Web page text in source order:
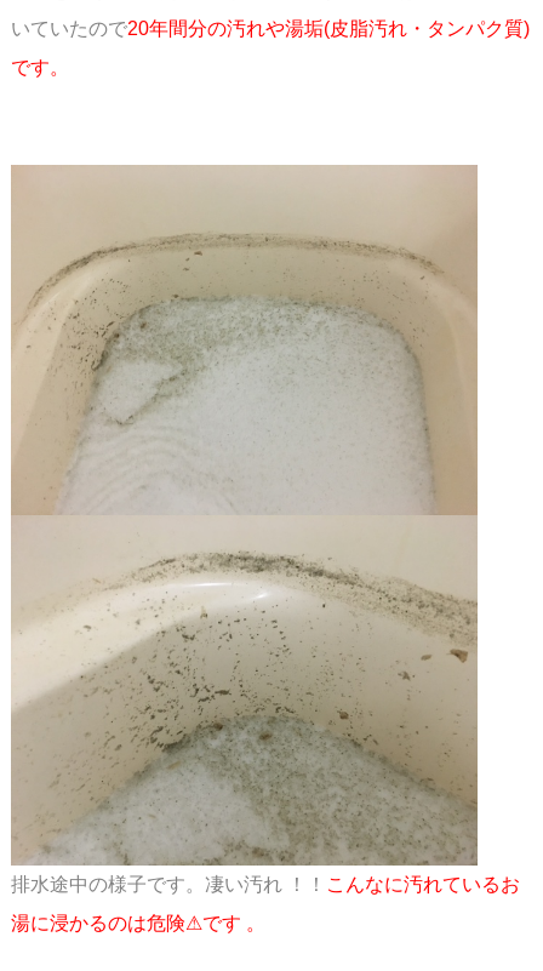
いていたので20年間分の汚れや湯垢(皮脂汚れ・タンパク質)
です。
排水途中の様子です。凄い汚れ ！！ こんなに汚れているお
湯に浸かるのは危険⚠です 。